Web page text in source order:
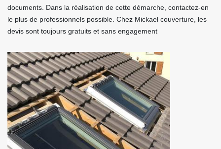
documents. Dans la réalisation de cette démarche, contactez-en
le plus de professionnels possible. Chez Mickael couverture, les
devis sont toujours gratuits et sans engagement